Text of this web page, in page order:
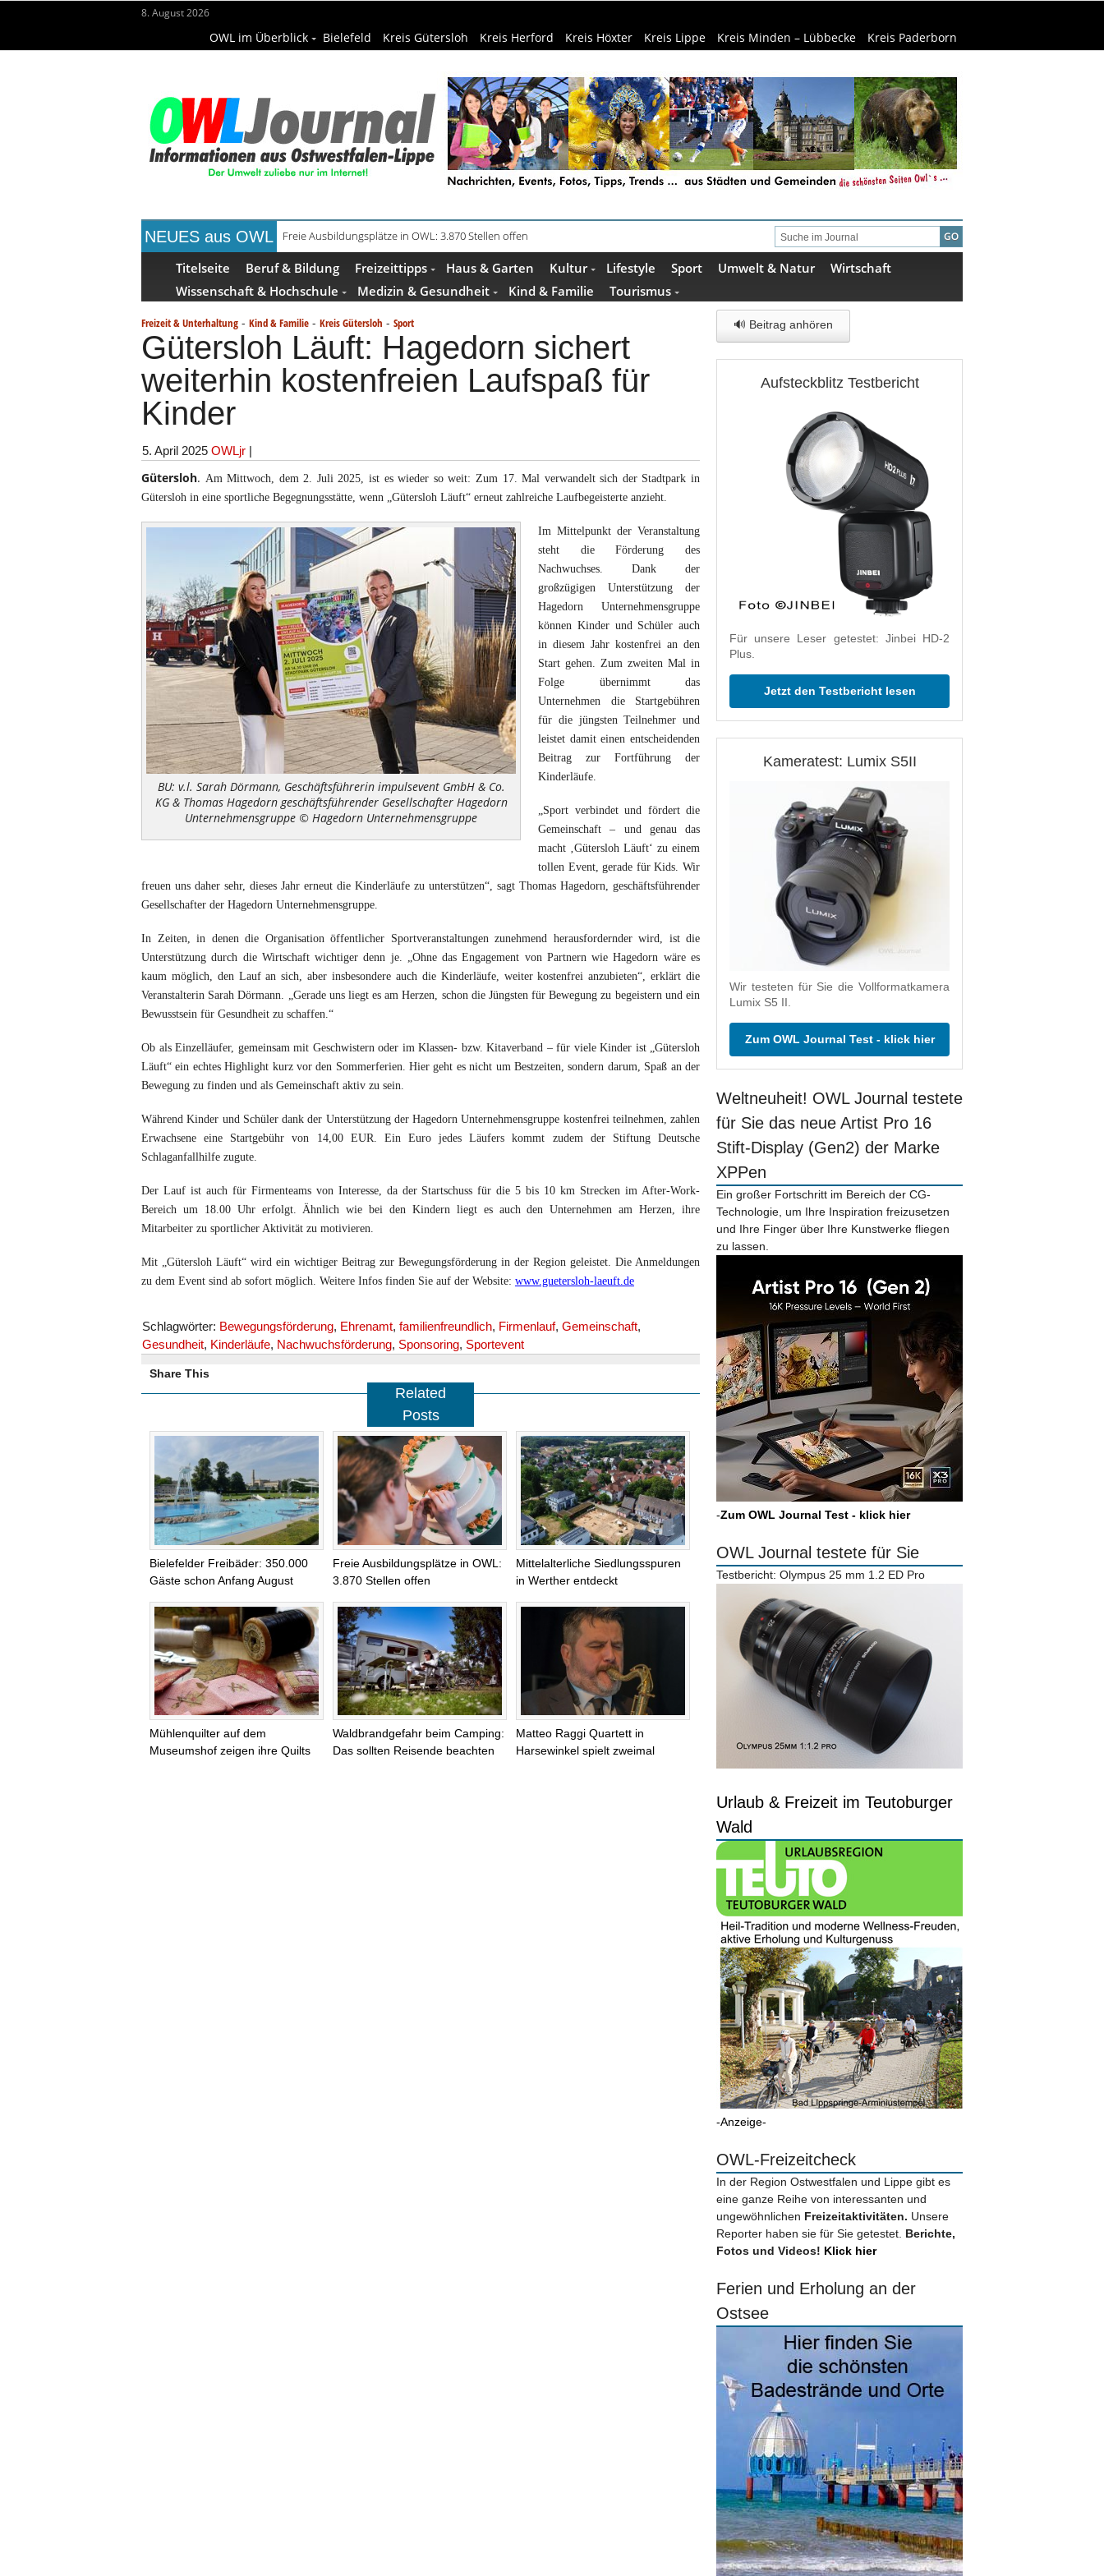
8. August 2026
OWL im Überblick Bielefeld Kreis Gütersloh Kreis Herford Kreis Höxter Kreis Lippe Kreis Minden – Lübbecke Kreis Paderborn
NEUES aus OWL
Freie Ausbildungsplätze in OWL: 3.870 Stellen offen
Recyclingpapier in Küche und Bad schont Ressourcen
Titelseite Beruf & Bildung Freizeittipps Haus & Garten Kultur Lifestyle Sport Umwelt & Natur
Wirtschaft
Wissenschaft & Hochschule
Medizin & Gesundheit Kind & Familie Tourismus
Freizeit & Unterhaltung - Kind & Familie - Kreis Gütersloh - Sport
Gütersloh Läuft: Hagedorn sichert
weiterhin kostenfreien Laufspaß für
Kinder
5. April 2025 OWLjr |
Gütersloh. Am Mittwoch, dem 2. Juli 2025, ist es wieder so weit: Zum 17. Mal verwandelt sich der Stadtpark in
Gütersloh in eine sportliche Begegnungsstätte, wenn „Gütersloh Läuft“ erneut zahlreiche Laufbegeisterte anzieht.
BU: v.l. Sarah Dörmann, Geschäftsführerin impulsevent GmbH & Co.
KG & Thomas Hagedorn geschäftsführender Gesellschafter Hagedorn
Unternehmensgruppe © Hagedorn Unternehmensgruppe
Im Mittelpunkt der Veranstaltung
steht die Förderung des
Nachwuchses. Dank der
großzügigen Unterstützung der
Hagedorn Unternehmensgruppe
können Kinder und Schüler auch
in diesem Jahr kostenfrei an den
Start gehen. Zum zweiten Mal in
Folge übernimmt das
Unternehmen die Startgebühren
für die jüngsten Teilnehmer und
leistet damit einen entscheidenden
Beitrag zur Fortführung der
Kinderläufe.
„Sport verbindet und fördert die
Gemeinschaft – und genau das
macht ‚Gütersloh Läuft‘ zu einem
tollen Event, gerade für Kids. Wir
freuen uns daher sehr, dieses Jahr erneut die Kinderläufe zu unterstützen“, sagt Thomas Hagedorn, geschäftsführender
Gesellschafter der Hagedorn Unternehmensgruppe.
In Zeiten, in denen die Organisation öffentlicher Sportveranstaltungen zunehmend herausfordernder wird, ist die
Unterstützung durch die Wirtschaft wichtiger denn je. „Ohne das Engagement von Partnern wie Hagedorn wäre es
kaum möglich, den Lauf an sich, aber insbesondere auch die Kinderläufe, weiter kostenfrei anzubieten“, erklärt die
Veranstalterin Sarah Dörmann. „Gerade uns liegt es am Herzen, schon die Jüngsten für Bewegung zu begeistern und ein
Bewusstsein für Gesundheit zu schaffen.“
Ob als Einzelläufer, gemeinsam mit Geschwistern oder im Klassen- bzw. Kitaverband – für viele Kinder ist „Gütersloh
Läuft“ ein echtes Highlight kurz vor den Sommerferien. Hier geht es nicht um Bestzeiten, sondern darum, Spaß an der
Bewegung zu finden und als Gemeinschaft aktiv zu sein.
Während Kinder und Schüler dank der Unterstützung der Hagedorn Unternehmensgruppe kostenfrei teilnehmen, zahlen
Erwachsene eine Startgebühr von 14,00 EUR. Ein Euro jedes Läufers kommt zudem der Stiftung Deutsche
Schlaganfallhilfe zugute.
Der Lauf ist auch für Firmenteams von Interesse, da der Startschuss für die 5 bis 10 km Strecken im After-Work-
Bereich um 18.00 Uhr erfolgt. Ähnlich wie bei den Kindern liegt es auch den Unternehmen am Herzen, ihre
Mitarbeiter zu sportlicher Aktivität zu motivieren.
Mit „Gütersloh Läuft“ wird ein wichtiger Beitrag zur Bewegungsförderung in der Region geleistet. Die Anmeldungen
zu dem Event sind ab sofort möglich. Weitere Infos finden Sie auf der Website: www.guetersloh-laeuft.de
Schlagwörter: Bewegungsförderung, Ehrenamt, familienfreundlich, Firmenlauf, Gemeinschaft,
Gesundheit, Kinderläufe, Nachwuchsförderung, Sponsoring, Sportevent
Share This
Related
Posts
Bielefelder Freibäder: 350.000
Gäste schon Anfang August
Freie Ausbildungsplätze in OWL:
3.870 Stellen offen
Mittelalterliche Siedlungsspuren
in Werther entdeckt
Mühlenquilter auf dem
Museumshof zeigen ihre Quilts
Waldbrandgefahr beim Camping:
Das sollten Reisende beachten
Matteo Raggi Quartett in
Harsewinkel spielt zweimal
🔊 Beitrag anhören
Aufsteckblitz Testbericht
Für unsere Leser getestet: Jinbei HD-2
Plus.
Jetzt den Testbericht lesen
Kameratest: Lumix S5II
Wir testeten für Sie die Vollformatkamera
Lumix S5 II.
Zum OWL Journal Test - klick hier
Weltneuheit! OWL Journal testete
für Sie das neue Artist Pro 16
Stift-Display (Gen2) der Marke
XPPen
Ein großer Fortschritt im Bereich der CG-
Technologie, um Ihre Inspiration freizusetzen
und Ihre Finger über Ihre Kunstwerke fliegen
zu lassen.
-Zum OWL Journal Test - klick hier
OWL Journal testete für Sie
Testbericht: Olympus 25 mm 1.2 ED Pro
Urlaub & Freizeit im Teutoburger
Wald
-Anzeige-
OWL-Freizeitcheck
In der Region Ostwestfalen und Lippe gibt es
eine ganze Reihe von interessanten und
ungewöhnlichen Freizeitaktivitäten. Unsere
Reporter haben sie für Sie getestet. Berichte,
Fotos und Videos! Klick hier
Ferien und Erholung an der
Ostsee